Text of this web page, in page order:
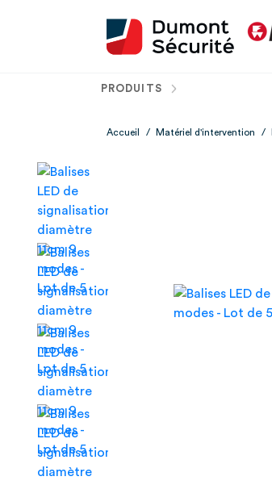
PRODUITS
Accueil / Matériel d'intervention /